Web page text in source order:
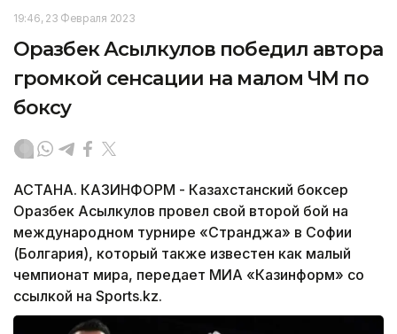
19:46, 23 Февраля 2023
Оразбек Асылкулов победил автора
громкой сенсации на малом ЧМ по
боксу
АСТАНА. КАЗИНФОРМ - Казахстанский боксер
Оразбек Асылкулов провел свой второй бой на
международном турнире «Странджа» в Софии
(Болгария), который также известен как малый
чемпионат мира, передает МИА «Казинформ» со
ссылкой на Sports.kz.